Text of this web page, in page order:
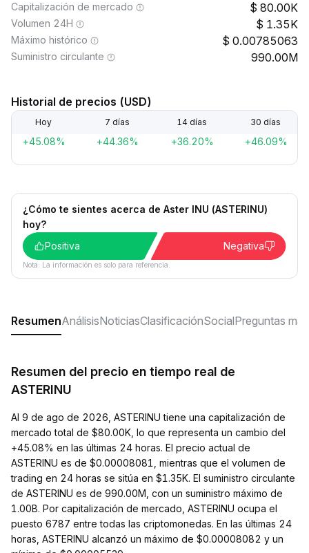
Capitalización de mercado 80.00K
Volumen 24H 1.35K
Máximo histórico 0.00785063
Suministro circulante 990.00M
Historial de precios (USD)
Hoy 7 días 14 días 30 días
+45.08% +44.36% +36.20% +46.09%
¿Cómo te sientes acerca de Aster INU (ASTERINU)
hoy?
Positiva
Negativa
Nota: La información es solo para referencia.
ResumenAnálisisNoticiasClasificaciónSocialPreguntas
Resumen del precio en tiempo real de
ASTERINU
Al 9 de ago de 2026, ASTERINU tiene una capitalización de
mercado total de $80.00K, lo que representa un cambio del
+45.08% en las últimas 24 horas. El precio actual de
ASTERINU es de $0.00008081, mientras que el volumen de
trading en 24 horas se sitúa en $1.35K. El suministro circulante
de ASTERINU es de 990.00M, con un suministro máximo de
1.00B. Por capitalización de mercado, ASTERINU ocupa el
puesto 6787 entre todas las criptomonedas. En las últimas 24
horas, ASTERINU alcanzó un máximo de $0.00008082 y un